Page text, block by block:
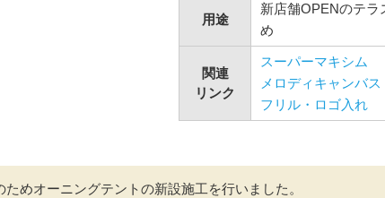
用途
新店舗OPENのテラ
め
関連
リンク
スーパーマキシム
メロディキャンバス
フリル・ロゴ入れ
めオーニングテントの新設施工を行いました。